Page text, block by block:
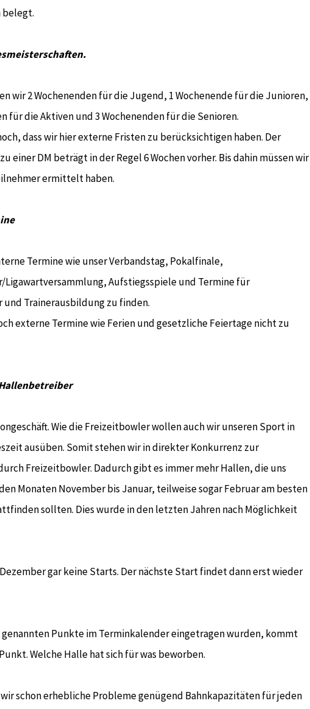
belegt.
wir 2 Wochenenden für die Jugend, 1 Wochenende für die Junioren,
für die Aktiven und 3 Wochenenden für die Senioren.
dass wir hier externe Fristen zu berücksichtigen haben. Der
einer DM beträgt in der Regel 6 Wochen vorher. Bis dahin müssen wir
ermittelt haben.
Termine wie unser Verbandstag, Pokalfinale,
Ligawartversammlung, Aufstiegsspiele und Termine für
und Trainerausbildung zu finden.
externe Termine wie Ferien und gesetzliche Feiertage nicht zu
Wie die Freizeitbowler wollen auch wir unseren Sport in
ausüben. Somit stehen wir in direkter Konkurrenz zur
Freizeitbowler. Dadurch gibt es immer mehr Hallen, die uns
Monaten November bis Januar, teilweise sogar Februar am besten
sollten. Dies wurde in den letzten Jahren nach Möglichkeit
gar keine Starts. Der nächste Start findet dann erst wieder
genannten Punkte im Terminkalender eingetragen wurden, kommt
Welche Halle hat sich für was beworben.
schon erhebliche Probleme genügend Bahnkapazitäten für jeden